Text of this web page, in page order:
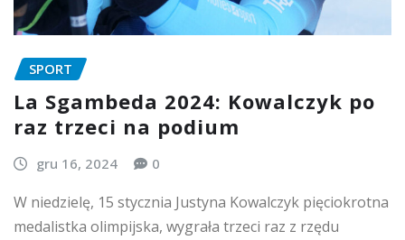
SPORT
La Sgambeda 2024: Kowalczyk po
raz trzeci na podium
gru 16, 2024 0
W niedzielę, 15 stycznia Justyna Kowalczyk pięciokrotna
medalistka olimpijska, wygrała trzeci raz z rzędu